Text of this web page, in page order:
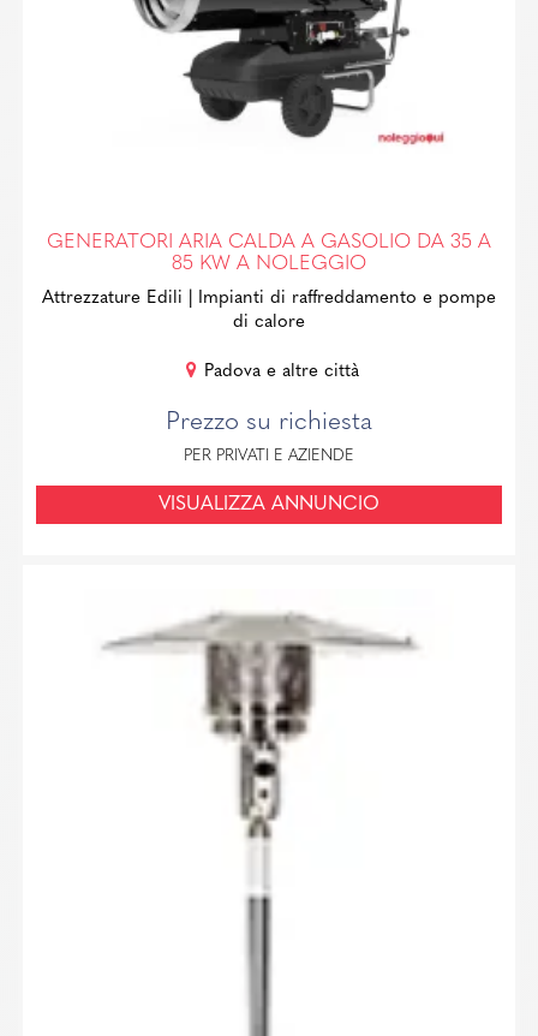
GENERATORI ARIA CALDA A GASOLIO DA 35 A
85 KW A NOLEGGIO
Attrezzature Edili
| Impianti di raffreddamento e pompe
di calore
Padova e altre città
Prezzo su richiesta
PER PRIVATI E AZIENDE
VISUALIZZA ANNUNCIO